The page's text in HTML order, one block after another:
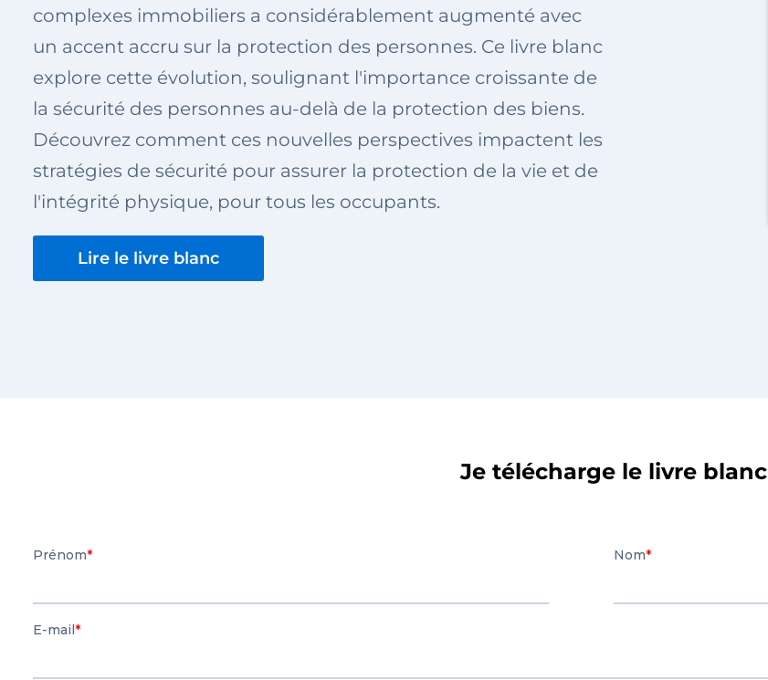
complexes immobiliers a considérablement augmenté avec
un accent accru sur la protection des personnes. Ce livre blanc
explore cette évolution, soulignant l'importance croissante de
la sécurité des personnes au-delà de la protection des biens.
Découvrez comment ces nouvelles perspectives impactent les
stratégies de sécurité pour assurer la protection de la vie et de
l'intégrité physique, pour tous les occupants.
Lire le livre blanc
Je télécharge le livre blanc